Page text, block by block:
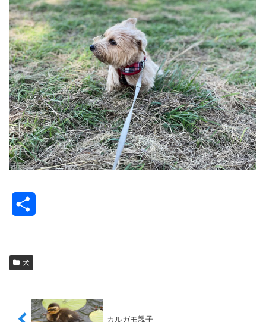
犬
カルガモ親子